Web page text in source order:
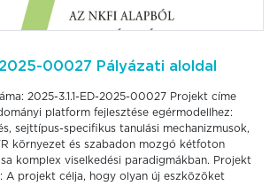
2025-00027 Pályázati aloldal
2025-3.1.1-ED-2025-00027 Projekt címe
platform fejlesztése egérmodellhez:
sejttípus-specifikus tanulási mechanizmusok,
környezet és szabadon mozgó kétfoton
komplex viselkedési paradigmákban. Projekt
A projekt célja, hogy olyan új eszközöket